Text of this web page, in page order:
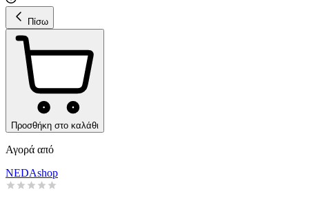
Πίσω
Προσθήκη στο καλάθι
Αγορά από
NEDAshop